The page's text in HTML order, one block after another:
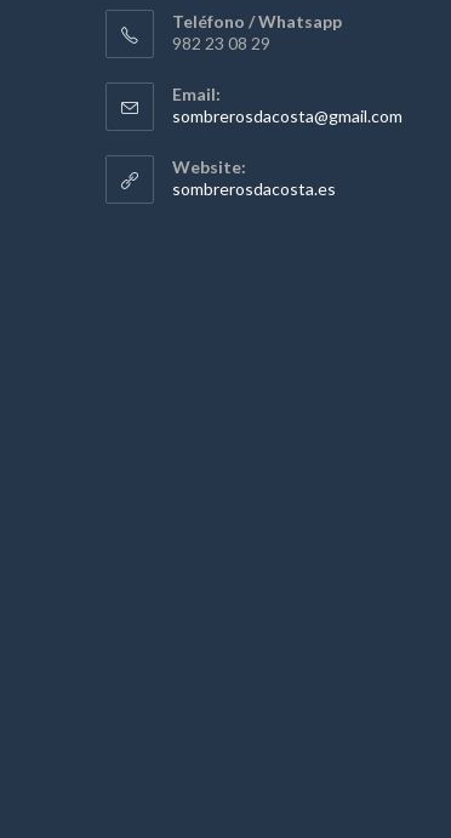
Teléfono / Whatsapp
982 23 08 29
Email:
sombrerosdacosta@gmail.com
Website:
sombrerosdacosta.es